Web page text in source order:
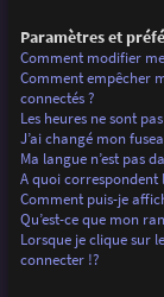
Paramètres et
Comment modifier
Comment empêcher
connectés ?
Les heures ne sont
J’ai changé mon
Ma langue n’est pas
A quoi correspondent
Comment puis-je
Qu’est-ce que mon
Lorsque je clique sur
connecter !?